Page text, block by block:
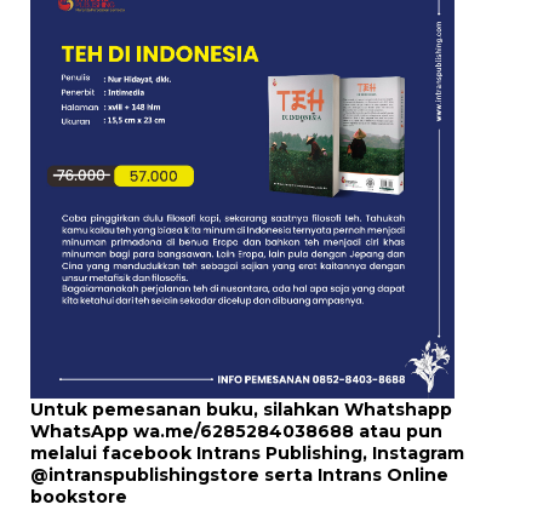
Untuk pemesanan buku, silahkan Whatshapp
WhatsApp wa.me/6285284038688 atau pun
melalui facebook Intrans Publishing, Instagram
@intranspublishingstore serta Intrans Online
bookstore